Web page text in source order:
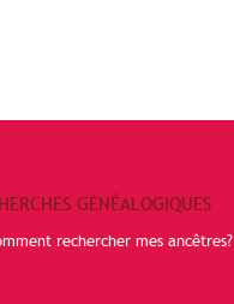
GÉNÉALOGIQUES
rechercher mes ancêtres?